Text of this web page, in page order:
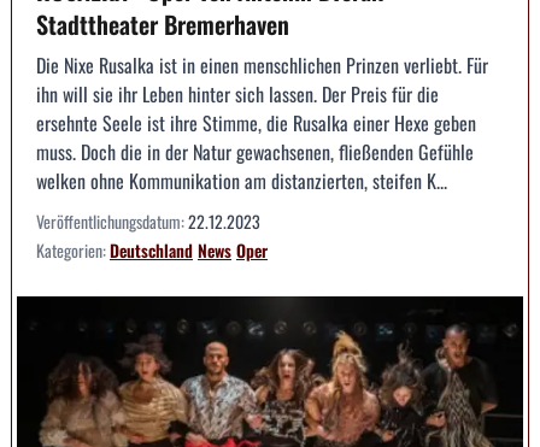
Stadttheater Bremerhaven
Die Nixe Rusalka ist in einen menschlichen Prinzen verliebt. Für
ihn will sie ihr Leben hinter sich lassen. Der Preis für die
ersehnte Seele ist ihre Stimme, die Rusalka einer Hexe geben
muss. Doch die in der Natur gewachsenen, fließenden Gefühle
welken ohne Kommunikation am distanzierten, steifen K...
Veröffentlichungsdatum:22.12.2023
Kategorien:DeutschlandNewsOper